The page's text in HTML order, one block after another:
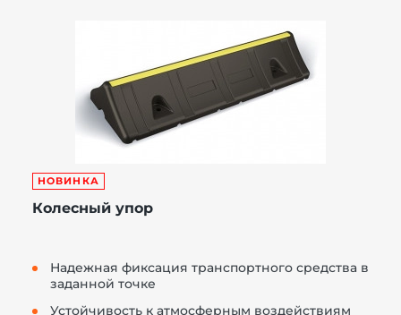
НОВИНКА
Колесный упор
Надежная фиксация транспортного средства в
заданной точке
Устойчивость к атмосферным воздействиям